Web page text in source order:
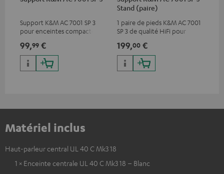
Support K&M AC 7001 SP 3
pour enceintes compactes
99,99 €
Stand (paire)
1 paire de pieds K&M AC 7001
SP 3 de qualité HiFi pour
199,00 €
Matériel inclus
Haut-parleur central UL 40 C Mk3 18
1 × Enceinte centrale UL 40 C Mk3 18 – Blanc